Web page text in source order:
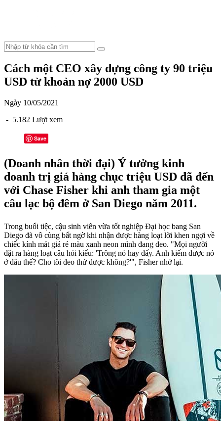
Cách một CEO xây dựng công ty 90 triệu
USD từ khoản nợ 2000 USD
Ngày 10/05/2021
- 5.182 Lượt xem
Save
(Doanh nhân thời đại) Ý tưởng kinh
doanh trị giá hàng chục triệu USD đã đến
với Chase Fisher khi anh tham gia một
câu lạc bộ đêm ở San Diego năm 2011.
Trong buổi tiệc, cậu sinh viên vừa tốt nghiệp Đại học bang San
Diego đã vô cùng bất ngờ khi nhận được hàng loạt lời khen ngợi về
chiếc kính mát giá rẻ màu xanh neon mình đang đeo. "Mọi người
đặt ra hàng loạt câu hỏi kiểu: 'Trông nó hay đấy. Anh kiếm được nó
ở đâu thế? Cho tôi đeo thử được không?'", Fisher nhớ lại.